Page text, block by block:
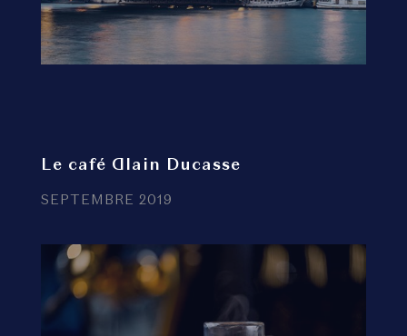
Le café Alain Ducasse
SEPTEMBRE 2019